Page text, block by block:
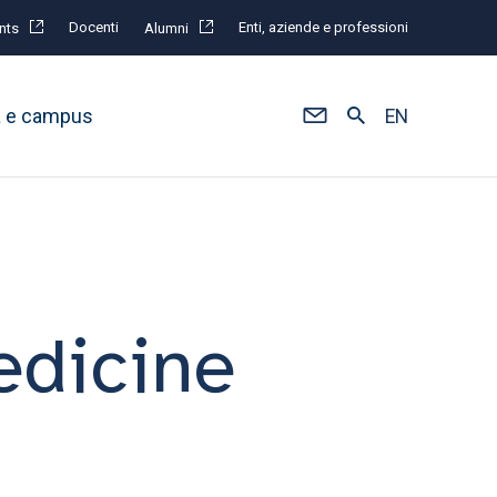
Docenti Alumni Enti, aziende e professioni
e campus EN